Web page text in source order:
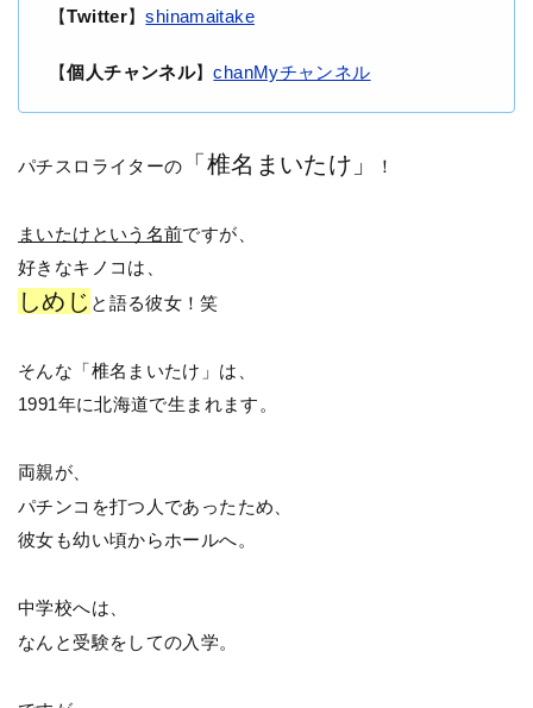
【Twitter】shinamaitake
【個人チャンネル】chanMyチャンネル
パチスロライターの 「椎名まいたけ」 ！
まいたけという名前ですが、
好きなキノコは、
しめじ と語る彼女！笑
そんな「椎名まいたけ」は、
1991年に北海道で生まれます。
両親が、
パチンコを打つ人であったため、
彼女も幼い頃からホールへ。
中学校へは、
なんと受験をしての入学。